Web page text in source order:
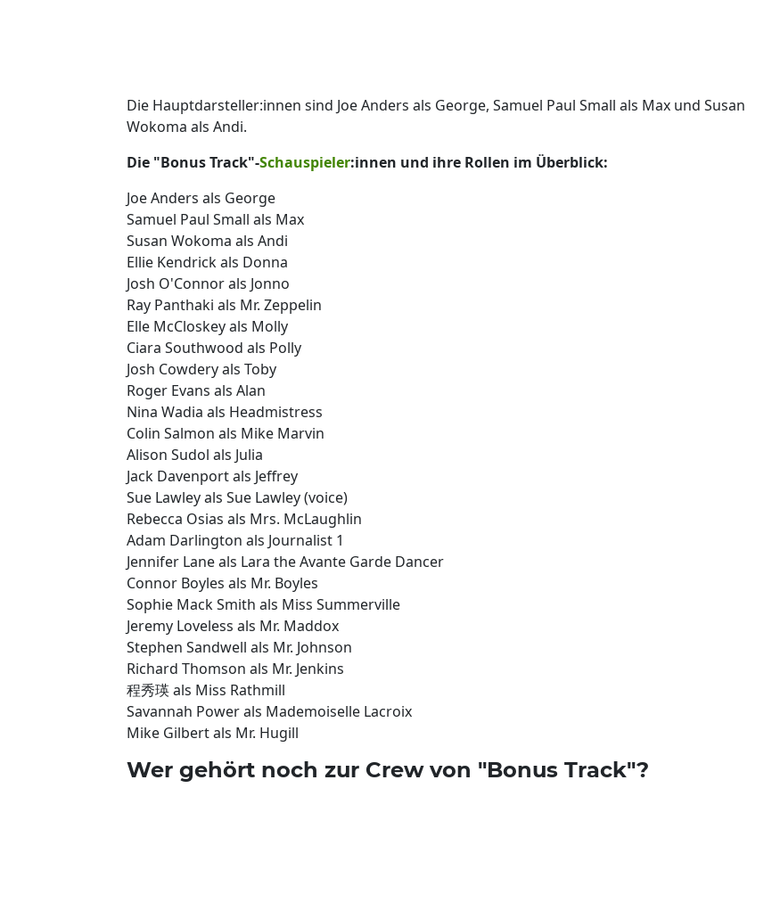
Die Hauptdarsteller:innen sind Joe Anders als George, Samuel Paul Small als Max und Susan
Wokoma als Andi.
Die "Bonus Track"-Schauspieler:innen und ihre Rollen im Überblick:
Joe Anders als George
Samuel Paul Small als Max
Susan Wokoma als Andi
Ellie Kendrick als Donna
Josh O'Connor als Jonno
Ray Panthaki als Mr. Zeppelin
Elle McCloskey als Molly
Ciara Southwood als Polly
Josh Cowdery als Toby
Roger Evans als Alan
Nina Wadia als Headmistress
Colin Salmon als Mike Marvin
Alison Sudol als Julia
Jack Davenport als Jeffrey
Sue Lawley als Sue Lawley (voice)
Rebecca Osias als Mrs. McLaughlin
Adam Darlington als Journalist 1
Jennifer Lane als Lara the Avante Garde Dancer
Connor Boyles als Mr. Boyles
Sophie Mack Smith als Miss Summerville
Jeremy Loveless als Mr. Maddox
Stephen Sandwell als Mr. Johnson
Richard Thomson als Mr. Jenkins
程秀瑛 als Miss Rathmill
Savannah Power als Mademoiselle Lacroix
Mike Gilbert als Mr. Hugill
Wer gehört noch zur Crew von "Bonus Track"?